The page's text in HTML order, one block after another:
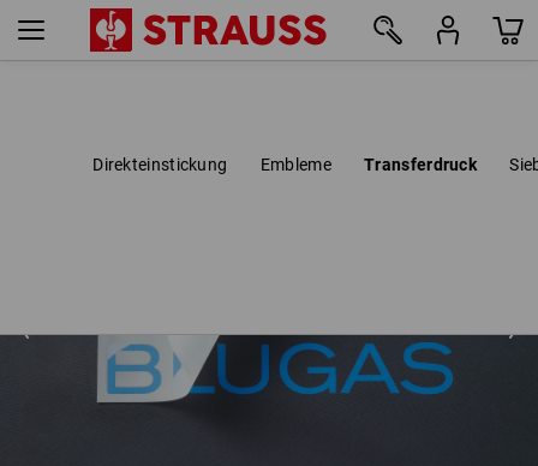
Direkteinstickung Embleme Transferdruck